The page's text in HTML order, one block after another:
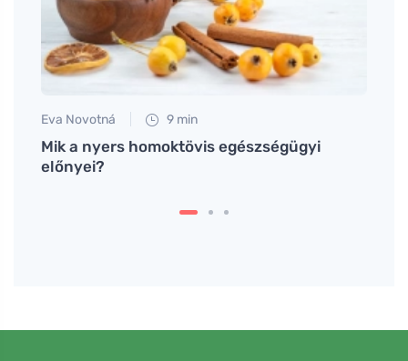
Eva Novotná 9 min
Mik a nyers homoktövis egészségügyi
előnyei?